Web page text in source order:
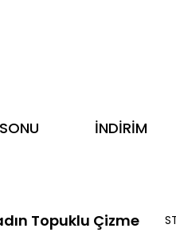
İNDİRİM
Topuklu Çizme